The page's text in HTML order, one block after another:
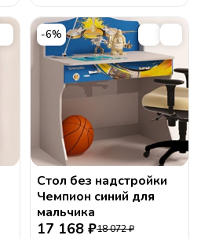
-6%
Стол без надстройки
Чемпион синий для
мальчика
17 168 ₽18 072₽